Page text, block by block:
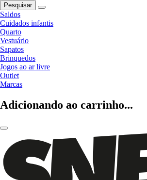
Pesquisar
Saldos
Cuidados infantis
Quarto
Vestuário
Sapatos
Brinquedos
Jogos ao ar livre
Outlet
Marcas
Adicionando ao carrinho...